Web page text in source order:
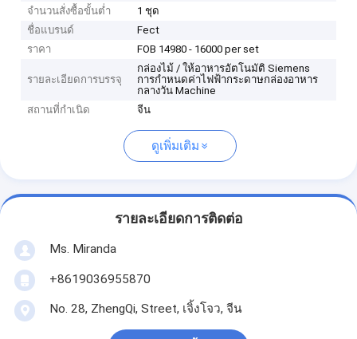
จำนวนสั่งซื้อขั้นต่ำ
1 ชุด
ชื่อแบรนด์
Fect
ราคา
FOB 14980 - 16000 per set
รายละเอียดการบรรจุ
กล่องไม้ / ให้อาหารอัตโนมัติ Siemens
การกำหนดค่าไฟฟ้ากระดาษกล่องอาหาร
กลางวัน Machine
สถานที่กำเนิด
จีน
ดูเพิ่มเติม
รายละเอียดการติดต่อ
Ms. Miranda
+8619036955870
No. 28, ZhengQi, Street, เจิ้งโจว, จีน